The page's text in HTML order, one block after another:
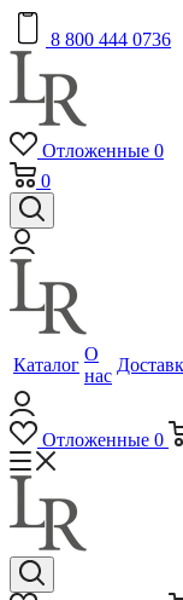
8 800 444 0736
Отложенные 0
0
Каталог
О
нас
Отложенные 0